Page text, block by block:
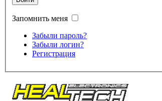
Запомнить меня
Забыли пароль?
Забыли логин?
Регистрация